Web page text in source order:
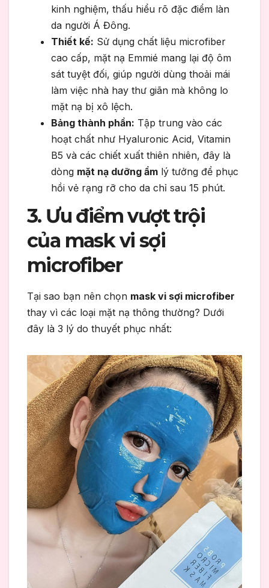
kinh nghiệm, thấu hiểu rõ đặc điểm làn
da người Á Đông.
Thiết kế: Sử dụng chất liệu microfiber
cao cấp, mặt nạ Emmié mang lại độ ôm
sát tuyệt đối, giúp người dùng thoải mái
làm việc nhà hay thư giãn mà không lo
mặt nạ bị xô lệch.
Bảng thành phần: Tập trung vào các
hoạt chất như Hyaluronic Acid, Vitamin
B5 và các chiết xuất thiên nhiên, đây là
dòng mặt nạ dưỡng ẩm lý tưởng để phục
hồi vẻ rạng rỡ cho da chỉ sau 15 phút.
3. Ưu điểm vượt trội
của mask vi sợi
microfiber
Tại sao bạn nên chọn mask vi sợi microfiber
thay vì các loại mặt nạ thông thường? Dưới
đây là 3 lý do thuyết phục nhất: